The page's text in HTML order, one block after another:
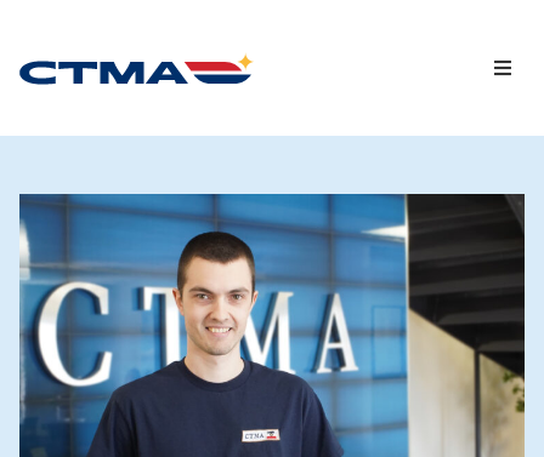
Chroniques